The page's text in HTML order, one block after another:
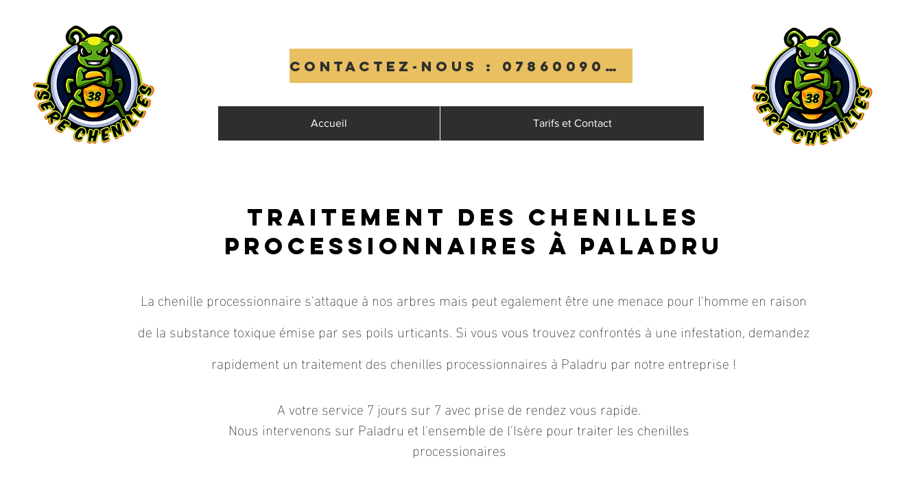
Contactez-nous : 0786009009
Accueil Tarifs et Contact
Traitement des chenilles
processionnaires à Paladru
La chenille processionnaire s'attaque à nos arbres mais peut egalement être une menace pour l'homme en raison
de la substance toxique émise par ses poils urticants. Si vous vous trouvez confrontés à une infestation, demandez
rapidement un traitement des chenilles processionnaires à Paladru par notre entreprise !
A votre service 7 jours sur 7 avec prise de rendez vous rapide.
Nous intervenons sur Paladru et l'ensemble de l'Isère pour traiter les chenilles
processionaires